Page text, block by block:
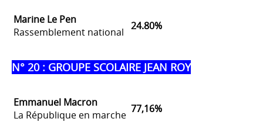
Marine Le Pen
Rassemblement national 24.80%
N° 20 : GROUPE SCOLAIRE JEAN ROY
Emmanuel Macron
La République en marche 77,16%